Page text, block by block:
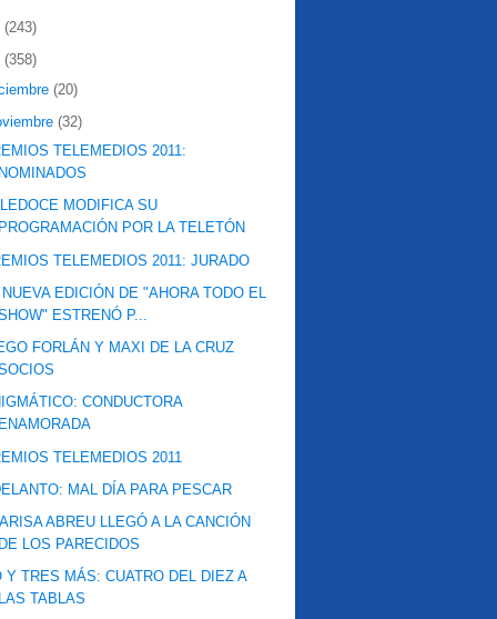
(243)
(358)
(20)
(32)
TELEMEDIOS 2011:
MODIFICA SU
POR LA TELETÓN
TELEMEDIOS 2011: JURADO
EDICIÓN DE "AHORA TODO EL
ESTRENÓ P...
FORLÁN Y MAXI DE LA CRUZ
CONDUCTORA
TELEMEDIOS 2011
MAL DÍA PARA PESCAR
ABREU LLEGÓ A LA CANCIÓN
LOS PARECIDOS
Y TRES MÁS: CUATRO DEL DIEZ A
TABLAS